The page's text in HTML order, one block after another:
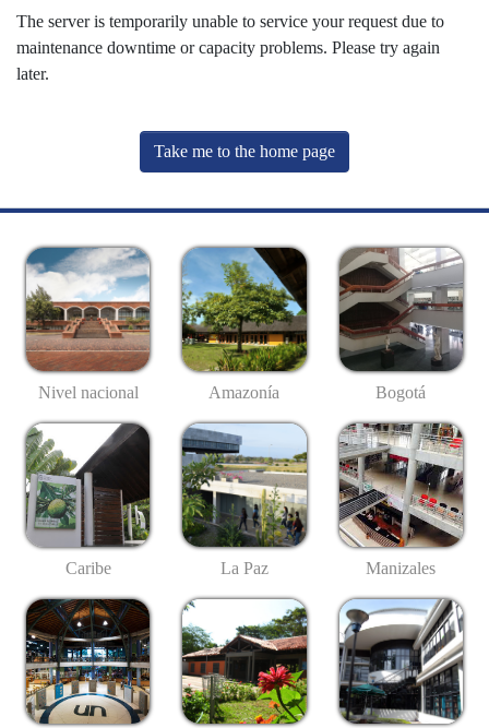
The server is temporarily unable to service your request due to
maintenance downtime or capacity problems. Please try again
later.
Take me to the home page
Nivel nacional Amazonía Bogotá
Caribe La Paz Manizales